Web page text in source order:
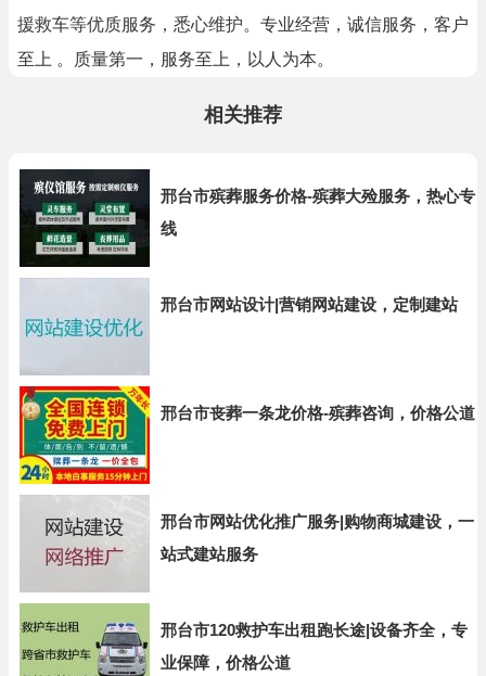
援救车等优质服务，悉心维护。专业经营，诚信服务，客户
至上 。质量第一，服务至上，以人为本。
相关推荐
邢台市殡葬服务价格-殡葬大殓服务，热心专
线
邢台市网站设计|营销网站建设，定制建站
邢台市丧葬一条龙价格-殡葬咨询，价格公道
邢台市网站优化推广服务|购物商城建设，一
站式建站服务
邢台市120救护车出租跑长途|设备齐全，专
业保障，价格公道